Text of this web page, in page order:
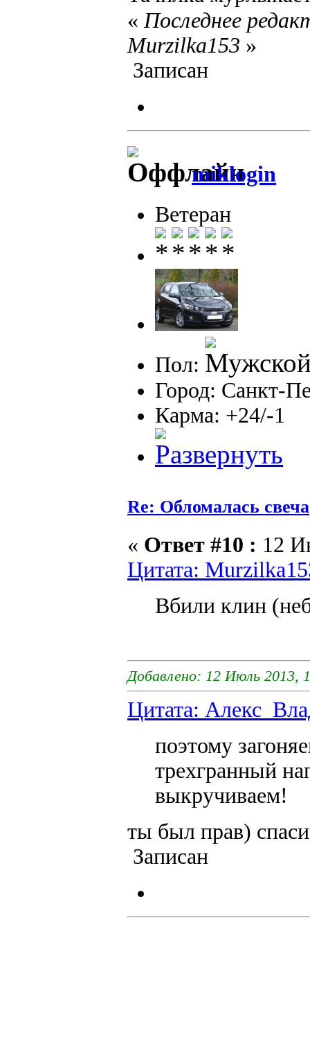
« Последнее
Murzilka153 »
Записан
miklogin
Ветеран
Пол:
Город: Санкт-
Карма: +24/-1
Re: Обломалась свеча
« Ответ #10 : 12
Цитата:
Вбили клин
Добавлено: 12 Июль 2013,
Цитата:
поэтому
трехгранный
выкручиваем!
ты был прав)
Записан